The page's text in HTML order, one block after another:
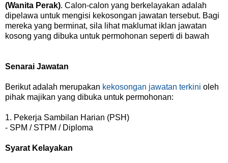
(Wanita Perak). Calon-calon yang berkelayakan adalah
dipelawa untuk mengisi kekosongan jawatan tersebut. Bagi
mereka yang berminat, sila lihat maklumat iklan jawatan
kosong yang dibuka untuk permohonan seperti di bawah
Senarai Jawatan
Berikut adalah merupakan kekosongan jawatan terkini oleh
pihak majikan yang dibuka untuk permohonan:
1. Pekerja Sambilan Harian (PSH)
- SPM / STPM / Diploma
Syarat Kelayakan